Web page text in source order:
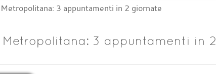
3 appuntamenti in 2 giornate
Metropolitana: 3 appuntamenti in 2